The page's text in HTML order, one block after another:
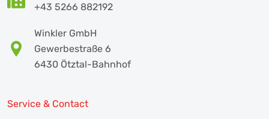
+43 5266 882192
Winkler GmbH
Gewerbestraße 6
6430 Ötztal-Bahnhof
Service & Contact